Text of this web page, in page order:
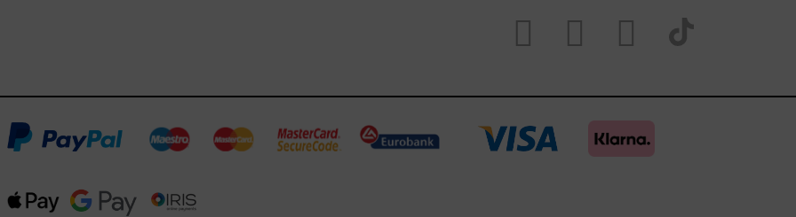
Visit
https://
page
Visit
https://
page
Visit
https://
our